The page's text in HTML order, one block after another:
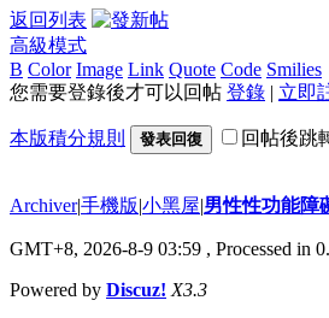
返回列表
高級模式
B Color Image Link Quote Code Smilies
您需要登錄後才可以回帖 登錄 | 立即
本版積分規則 發表回復 回帖後跳
Archiver|手機版|小黑屋|男性性功能障
GMT+8, 2026-8-9 03:59 , Processed in
Powered by Discuz! X3.3